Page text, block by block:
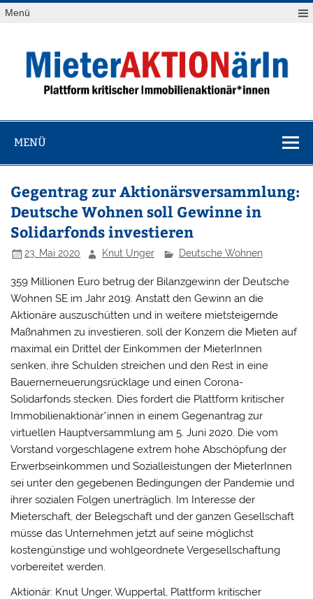
Zum
Inhalt
Menü
MENÜ
Gegentrag zur Aktionärsversammlung:
Deutsche Wohnen soll Gewinne in
Solidarfonds investieren
23. Mai 2020 Knut Unger Deutsche Wohnen
359 Millionen Euro betrug der Bilanzgewinn der Deutsche
Wohnen SE im Jahr 2019. Anstatt den Gewinn an die
Aktionäre auszuschütten und in weitere mietsteigernde
Maßnahmen zu investieren, soll der Konzern die Mieten auf
maximal ein Drittel der Einkommen der MieterInnen
senken, ihre Schulden streichen und den Rest in eine
Bauernerneuerungsrücklage und einen Corona-
Solidarfonds stecken. Dies fordert die Plattform kritischer
Immobilienaktionär*innen in einem Gegenantrag zur
virtuellen Hauptversammlung am 5. Juni 2020. Die vom
Vorstand vorgeschlagene extrem hohe Abschöpfung der
Erwerbseinkommen und Sozialleistungen der MieterInnen
sei unter den gegebenen Bedingungen der Pandemie und
ihrer sozialen Folgen unerträglich. Im Interesse der
Mieterschaft, der Belegschaft und der ganzen Gesellschaft
müsse das Unternehmen jetzt auf seine möglichst
kostengünstige und wohlgeordnete Vergesellschaftung
vorbereitet werden.
Aktionär: Knut Unger, Wuppertal, Plattform kritischer